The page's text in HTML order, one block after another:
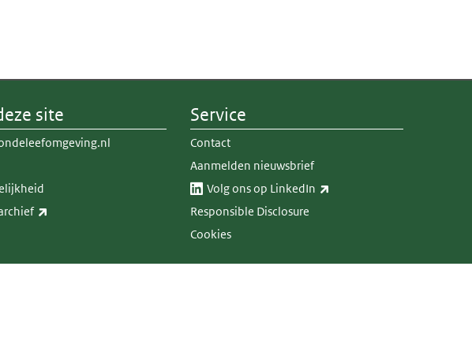
site Service
Contact
Aanmelden nieuwsbrief
Volg ons op LinkedIn​​
Responsible Disclosure
Cookies